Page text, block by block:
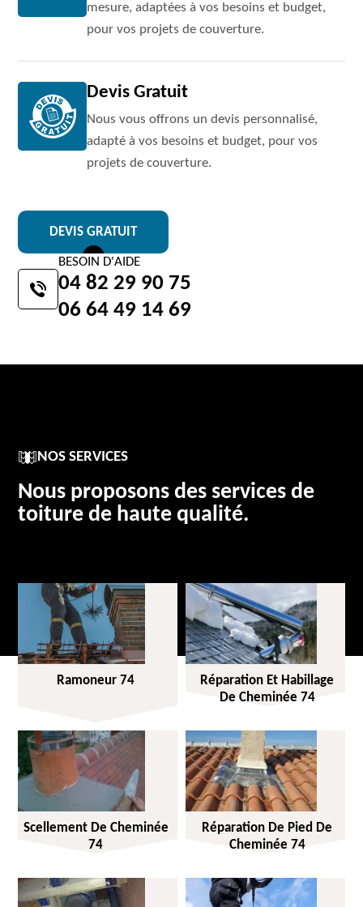
mesure, adaptées à vos besoins et budget,
pour vos projets de couverture.
Devis Gratuit
Nous vous offrons un devis personnalisé,
adapté à vos besoins et budget, pour vos
projets de couverture.
DEVIS GRATUIT
BESOIN D'AIDE
04 82 29 90 75
06 64 49 14 69
NOS SERVICES
Nous proposons des services de
toiture de haute qualité.
Ramoneur 74
Réparation Et Habillage
De Cheminée 74
Scellement De Cheminée
74
Réparation De Pied De
Cheminée 74